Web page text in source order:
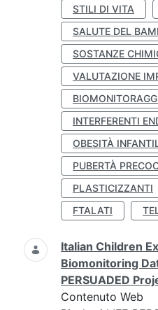
STILI DI VITA
SALUTE DEL
SOSTANZE
VALUTAZIONE
INTERFERENTI
OBESITÀ
PUBERTÀ
PLASTICIZZANTI
FTALATI
Italian Children
Biomonitoring
PERSUADED
Contenuto Web